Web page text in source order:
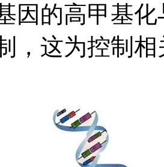
因的高甲基
，这为控制